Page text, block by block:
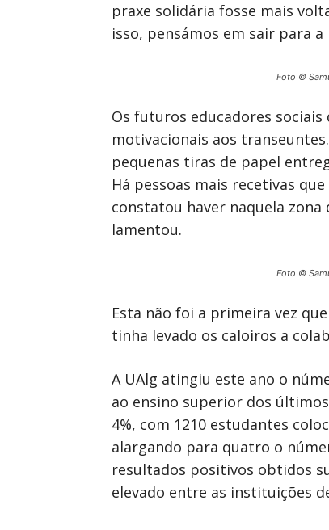
praxe solidária fosse mais
isso, pensámos em sair para
Foto ©
Os futuros educadores
motivacionais aos
pequenas tiras de papel
Há pessoas mais recetivas
constatou haver naquela zona
lamentou.
Foto ©
Esta não foi a primeira vez
tinha levado os caloiros a
A UAlg atingiu este ano o
ao ensino superior dos
4%, com 1210 estudantes
alargando para quatro o
resultados positivos obtidos
elevado entre as instituições